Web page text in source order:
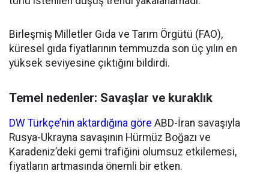
Birleşmiş Milletler Gıda ve Tarım Örgütü (FAO),
küresel gıda fiyatlarının temmuzda son üç yılın en
yüksek seviyesine çıktığını bildirdi.
Temel nedenler: Savaşlar ve kuraklık
DW Türkçe’nin aktardığına göre ABD-İran savaşıyla
Rusya-Ukrayna savaşının Hürmüz Boğazı ve
Karadeniz’deki gemi trafiğini olumsuz etkilemesi,
fiyatların artmasında önemli bir etken.